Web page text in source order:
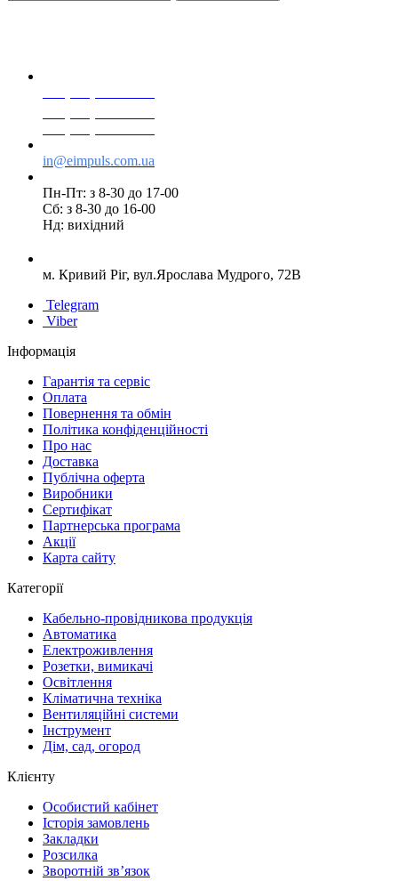
in@eimpuls.com.ua
Пн-Пт: з 8-30 до 17-00
Сб: з 8-30 до 16-00
Нд: вихідний
м. Кривий Ріг, вул.Ярослава Мудрого, 72В
Telegram
Viber
Інформація
Гарантія та сервіс
Оплата
Повернення та обмін
Політика конфіденційності
Про нас
Доставка
Публічна оферта
Виробники
Сертифікат
Партнерська програма
Акції
Карта сайту
Категорії
Кабельно-провідникова продукція
Автоматика
Електроживлення
Розетки, вимикачі
Освітлення
Кліматична техніка
Вентиляційні системи
Інструмент
Дім, сад, огород
Клієнту
Особистий кабінет
Історія замовлень
Закладки
Розсилка
Зворотній зв’язок